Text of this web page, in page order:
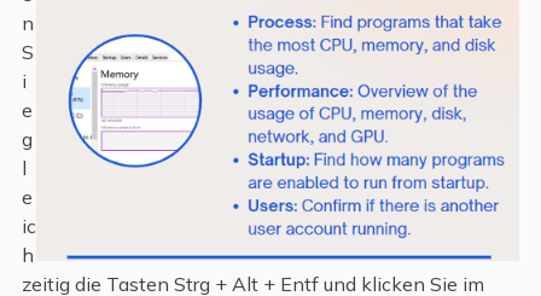
n
S
i
e
g
l
e
ic
h
zeitig die Tasten Strg + Alt + Entf und klicken Sie im